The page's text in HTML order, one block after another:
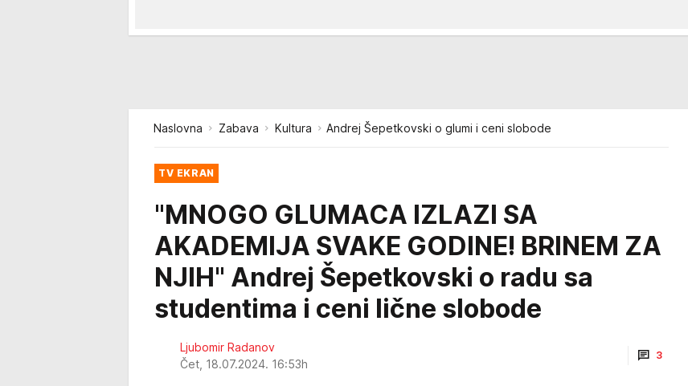
Naslovna Zabava Kultura Andrej Šepetkovski o glumi i ceni slobode
TV EKRAN
"MNOGO GLUMACA IZLAZI SA
AKADEMIJA SVAKE GODINE! BRINEM ZA
NJIH" Andrej Šepetkovski o radu sa
studentima i ceni lične slobode
Ljubomir Radanov
Čet, 18.07.2024. 16:53h
3